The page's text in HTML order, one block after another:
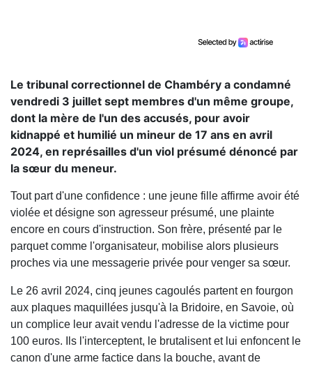
Le tribunal correctionnel de Chambéry a condamné
vendredi 3 juillet sept membres d'un même groupe,
dont la mère de l'un des accusés, pour avoir
kidnappé et humilié un mineur de 17 ans en avril
2024, en représailles d'un viol présumé dénoncé par
la sœur du meneur.
Tout part d'une confidence : une jeune fille affirme avoir été
violée et désigne son agresseur présumé, une plainte
encore en cours d'instruction. Son frère, présenté par le
parquet comme l'organisateur, mobilise alors plusieurs
proches via une messagerie privée pour venger sa sœur.
Le 26 avril 2024, cinq jeunes cagoulés partent en fourgon
aux plaques maquillées jusqu'à la Bridoire, en Savoie, où
un complice leur avait vendu l'adresse de la victime pour
100 euros. Ils l'interceptent, le brutalisent et lui enfoncent le
canon d'une arme factice dans la bouche, avant de